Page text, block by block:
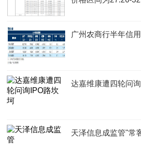
广州农商行半年信
达嘉维康遭四轮问
天泽信息成监管"常